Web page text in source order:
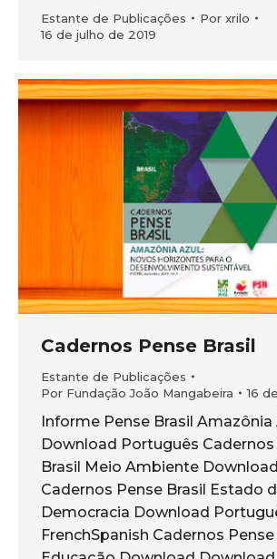
Estante de Publicações Por xrilo
16 de julho de 2019
Cadernos Pense Brasil
Estante de Publicações
Por Fundação João Mangabeira 16
Informe Pense Brasil Amazônia
Download Português Cadernos
Brasil Meio Ambiente
Cadernos Pense Brasil Estado
Democracia Download
FrenchSpanish Cadernos Pense